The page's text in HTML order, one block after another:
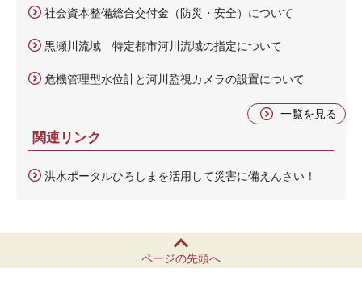
社会資本整備総合交付金（防災・安全）について
黒瀬川流域 特定都市河川流域の指定について
危機管理型水位計と河川監視カメラの設置について
一覧を見る
関連リンク
洪水ポータルひろしまを活用して災害に備えんさい！
ページの先頭へ